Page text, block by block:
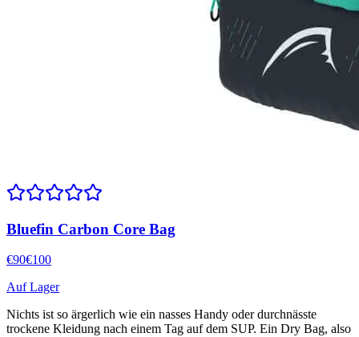
Bluefin Carbon Core Bag
€90€100
Auf Lager
Nichts ist so ärgerlich wie ein nasses Handy oder durchnässte
trockene Kleidung nach einem Tag auf dem SUP. Ein Dry Bag, also